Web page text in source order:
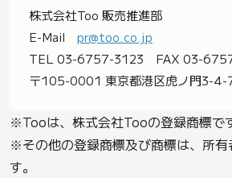
株式会社Too 販売推進部
E-Mail pr@too.co.jp
TEL 03-6757-3123 FAX 03-
〒105-0001 東京都港区虎ノ門3-4-
※Tooは、株式会社Tooの登録商標で
※その他の登録商標及び商標は、所有
す。